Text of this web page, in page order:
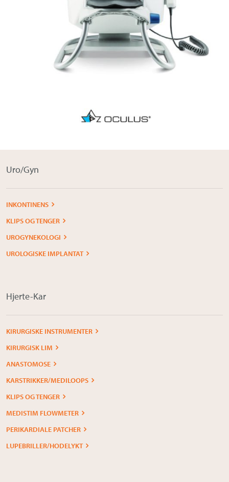
Uro/Gyn
INKONTINENS
KLIPS OG TENGER
UROGYNEKOLOGI
UROLOGISKE IMPLANTAT
Hjerte-Kar
KIRURGISKE INSTRUMENTER
KIRURGISK LIM
ANASTOMOSE
KARSTRIKKER/MEDILOOPS
KLIPS OG TENGER
MEDISTIM FLOWMETER
PERIKARDIALE PATCHER
LUPEBRILLER/HODELYKT